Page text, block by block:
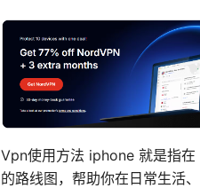
Vpn使用方法 iphone 就是指
的路线图，帮助你在日常生活